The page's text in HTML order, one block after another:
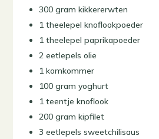
300 gram kikkererwten
1 theelepel knoflookpoeder
1 theelepel paprikapoeder
2 eetlepels olie
1 komkommer
100 gram yoghurt
1 teentje knoflook
200 gram kipfilet
3 eetlepels sweetchilisaus